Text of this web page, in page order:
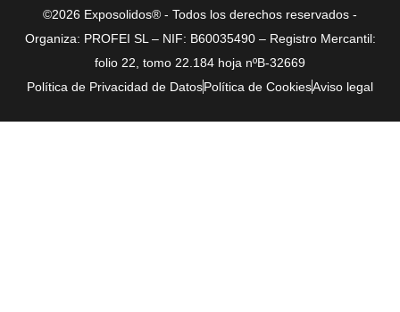
©2026 Exposolidos® - Todos los derechos reservados -
Organiza: PROFEI SL – NIF: B60035490 – Registro Mercantil:
folio 22, tomo 22.184 hoja nºB-32669
Política de Privacidad de DatosPolítica de CookiesAviso legal